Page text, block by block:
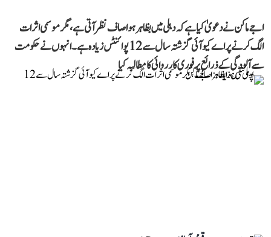
اجے ماکن نے دعویٰ کیا ہے کہ دہلی میں بظاہر ہوا صاف نظر آتی ہے، مگر موسمی اثرات
الگ کرنے پر اے کیو آئی گزشتہ سال سے 12 پوائنٹس زیادہ ہے۔ انہوں نے حکومت
سے آلودگی کے ذرائع پر فوری کارروائی کا مطالبہ کیا